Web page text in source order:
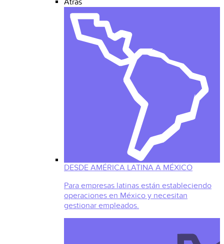
Atrás
DESDE AMÉRICA LATINA A MÉXICO
Para empresas latinas están estableciendo
operaciones en México y necesitan
gestionar empleados.